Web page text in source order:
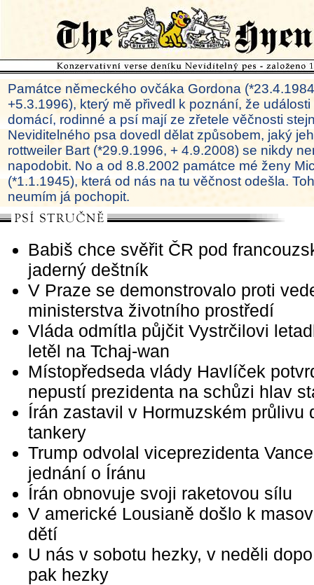
Památce německého ovčáka Gordona
+5.3.1996), který mě přivedl k poznání, že
domácí, rodinné a psí mají ze zřetele věčnosti
Neviditelného psa dovedl dělat způsobem, jaký
rottweiler Bart (*29.9.1996, + 4.9.2008) se nikdy
napodobit. No a od 8.8.2002 památce mé ženy
(*1.1.1945), která od nás na tu věčnost odešla.
neumím já pochopit.
Babiš chce svěřit ČR pod
jaderný deštník
V Praze se demonstrovalo proti
ministerstva životního prostředí
Vláda odmítla půjčit Vystrčilovi
letěl na Tchaj-wan
Místopředseda vlády Havlíček
nepustí prezidenta na schůzi hlav
Írán zastavil v Hormuzském průlivu
tankery
Trump odvolal viceprezidenta
jednání o Íránu
Írán obnovuje svoji raketovou sílu
V americké Lousianě došlo k
dětí
U nás v sobotu hezky, v neděli
pak hezky